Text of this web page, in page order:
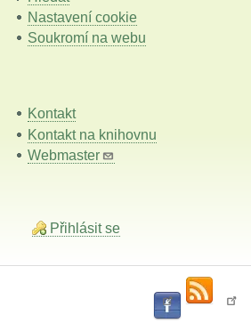
Nastavení cookie
Soukromí na webu
Kontakt
Kontakt na knihovnu
Webmaster
Přihlásit se